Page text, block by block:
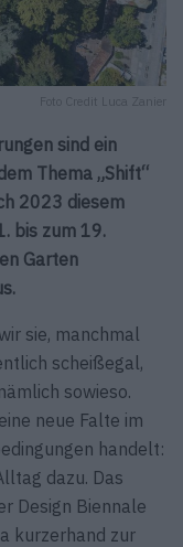
Foto Credit Luca Zanier
sind ein
Thema „Shift“
2023 diesem
bis zum 19.
Garten
sie, manchmal
scheißegal,
sowieso.
neue Falte im
handelt:
dazu. Das
Design Biennale
kurzerhand zur